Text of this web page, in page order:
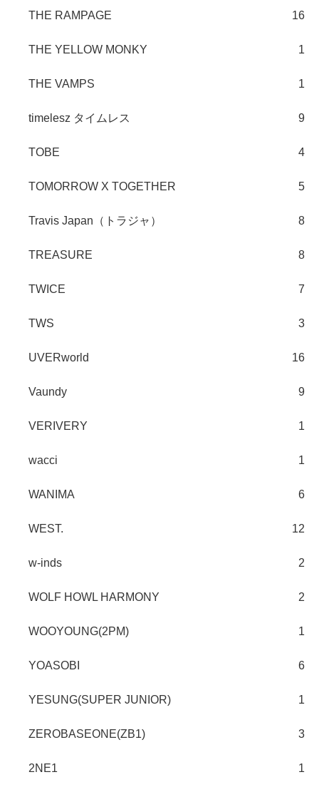
THE RAMPAGE 16
THE YELLOW MONKY 1
THE VAMPS 1
timelesz タイムレス 9
TOBE 4
TOMORROW X TOGETHER 5
Travis Japan（トラジャ） 8
TREASURE 8
TWICE 7
TWS 3
UVERworld 16
Vaundy 9
VERIVERY 1
wacci 1
WANIMA 6
WEST. 12
w-inds 2
WOLF HOWL HARMONY 2
WOOYOUNG(2PM) 1
YOASOBI 6
YESUNG(SUPER JUNIOR) 1
ZEROBASEONE(ZB1) 3
2NE1 1